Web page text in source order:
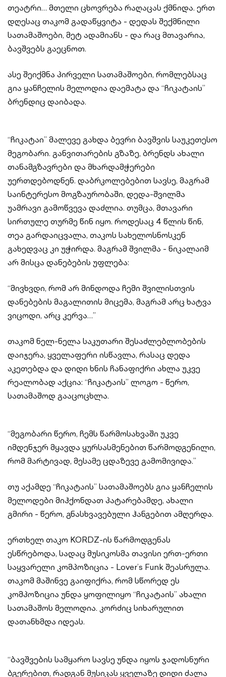
თეატრი… მთელი ცხოვრება რაღაცას ქმნიდა. ერთ
დღესაც თაკომ გადაწყვიტა - დედას შექმნილი
სათამაშოები, მეტ ადამიანს - და რაც მთავარია,
ბავშვებს გაეცნოთ.
ასე შეიქმნა პირველი სათამაშოები, რომლებსაც
გია ყანჩელის მელოდია დაემატა და “ჩიკატაის”
ბრენდიც დაიბადა.
“ჩიკატაი” მალევე გახდა ბევრი ბავშვის საუკეთესო
მეგობარი. განვითარების გზაზე, ბრენდს ახალი
თანამგზავრები და მხარდამჭერები
უერთდებოდნენ. დაბრკოლებებით სავსე, მაგრამ
საინტერესო მოგზაურობაში, დედა-შვილმა
უამრავი გამოწვევა დაძლია. თუმცა, მთავარი
სირთულე თურმე წინ იყო. როდესაც 4 წლის წინ,
თეა გარდაიცვალა, თაკოს სახელოსნოსკენ
გახედვაც კი უჭირდა. მაგრამ შვილმა - ნიკალაიმ
არ მისცა დანებების უფლება:
“მივხვდი, რომ არ მინდოდა ჩემი შვილისთვის
დანებების მაგალითის მიცემა, მაგრამ არც ხატვა
ვიცოდი, არც კერვა…”
თაკომ ნელ-ნელა საკუთარი შესაძლებლობების
დაიჯერა, ყველაფერი ისწავლა, რასაც დედა
აკეთებდა და დიდი ხნის ჩანაფიქრი ახლა უკვე
რეალობად აქცია: “ჩიკატაის” ლოგო - წერო,
სათამაშოდ გააცოცხლა.
“მეგობარი წერო, ჩემს წარმოსახვაში უკვე
იმდენჯერ მყავდა ყურსასმენებით წარმოდგენილი,
რომ მარტივად, მესამე ცდაზევე გამომივიდა.”
თუ აქამდე “ჩიკატაის” სათამაშოებს გია ყანჩელის
მელოდები მიჰქონდათ პატარებამდე, ახალი
გმირი - წერო, გნასხვავებული ჰანგებით ამღერდა.
ერთხელ თაკო KORDZ-ის წარმოდგენას
ესწრებოდა, სადაც მუსიკოსმა თავისი ერთ-ერთი
საყვარელი კომპოზიცია - Lover’s Funk შეასრულა.
თაკომ მაშინვე გაიფიქრა, რომ სწორედ ეს
კომპოზიცია უნდა ყოფილიყო “ჩიკატაის” ახალი
სათამაშოს მელოდია. კორძიც სიხარულით
დათანხმდა იდეას.
“ბავშვების სამყარო სავსე უნდა იყოს ჯადოსნური
ბგერებით, რადგან მუსიკას ყველაზე დიდი ძალა